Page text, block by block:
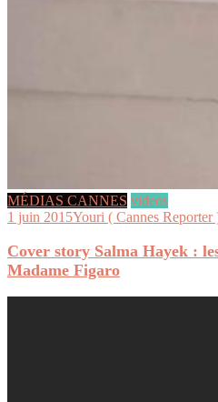
MÉDIAS CANNES videos
1 juin 2015Youri ( Cannes Reporter
Cover story Salma Hayek :
Madame Figaro